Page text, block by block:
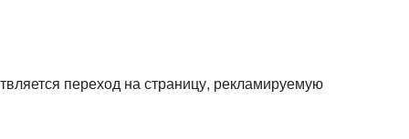
переход на страницу, рекламируемую